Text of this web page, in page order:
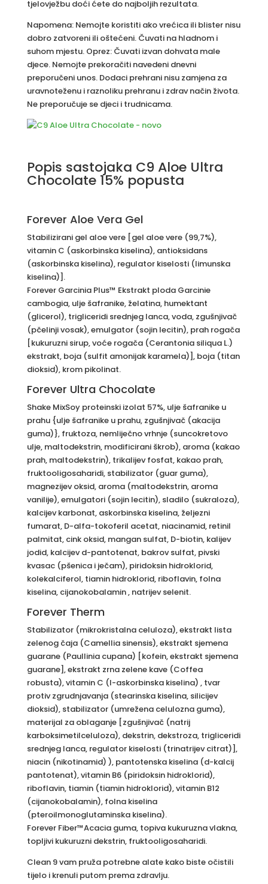
tjelovježbu doći ćete do najboljih rezultata.
Napomena: Nemojte koristiti ako vrećica ili blister nisu
dobro zatvoreni ili oštećeni. Čuvati na hladnom i
suhom mjestu. Oprez: Čuvati izvan dohvata male
djece. Nemojte prekoračiti navedeni dnevni
preporučeni unos. Dodaci prehrani nisu zamjena za
uravnoteženu i raznoliku prehranu i zdrav način života.
Ne preporučuje se djeci i trudnicama.
Popis sastojaka C9 Aloe Ultra
Chocolate 15% popusta
Forever Aloe Vera Gel
Stabilizirani gel aloe vere [gel aloe vere (99,7%),
vitamin C (askorbinska kiselina), antioksidans
(askorbinska kiselina), regulator kiselosti (limunska
kiselina)].
Forever Garcinia Plus™ Ekstrakt ploda Garcinie
cambogia, ulje šafranike, želatina, humektant
(glicerol), trigliceridi srednjeg lanca, voda, zgušnjivač
(pčelinji vosak), emulgator (sojin lecitin), prah rogača
[kukuruzni sirup, voće rogača (Cerantonia siliqua L.)
ekstrakt, boja (sulfit amonijak karamela)], boja (titan
dioksid), krom pikolinat.
Forever Ultra Chocolate
Shake MixSoy proteinski izolat 57%, ulje šafranike u
prahu {ulje šafranike u prahu, zgušnjivač (akacija
guma)}, fruktoza, nemliječno vrhnje (suncokretovo
ulje, maltodekstrin, modificirani škrob), aroma (kakao
prah, maltodekstrin), trikalijev fosfat, kakao prah,
fruktooligosaharidi, stabilizator (guar guma),
magnezijev oksid, aroma (maltodekstrin, aroma
vanilije), emulgatori (sojin lecitin), sladilo (sukraloza),
kalcijev karbonat, askorbinska kiselina, željezni
fumarat, D-alfa-tokoferil acetat, niacinamid, retinil
palmitat, cink oksid, mangan sulfat, D-biotin, kalijev
jodid, kalcijev d-pantotenat, bakrov sulfat, pivski
kvasac (pšenica i ječam), piridoksin hidroklorid,
kolekalciferol, tiamin hidroklorid, riboflavin, folna
kiselina, cijanokobalamin , natrijev selenit.
Forever Therm
Stabilizator (mikrokristalna celuloza), ekstrakt lista
zelenog čaja (Camellia sinensis), ekstrakt sjemena
guarane (Paullinia cupana) [kofein, ekstrakt sjemena
guarane], ekstrakt zrna zelene kave (Coffea
robusta), vitamin C (l-askorbinska kiselina) , tvar
protiv zgrudnjavanja (stearinska kiselina, silicijev
dioksid), stabilizator (umrežena celulozna guma),
materijal za oblaganje [zgušnjivač (natrij
karboksimetilceluloza), dekstrin, dekstroza, trigliceridi
srednjeg lanca, regulator kiselosti (trinatrijev citrat)],
niacin (nikotinamid) ), pantotenska kiselina (d-kalcij
pantotenat), vitamin B6 (piridoksin hidroklorid),
riboflavin, tiamin (tiamin hidroklorid), vitamin B12
(cijanokobalamin), folna kiselina
(pteroilmonoglutaminska kiselina).
Forever Fiber™Acacia guma, topiva kukuruzna vlakna,
topljivi kukuruzni dekstrin, fruktooligosaharidi.
Clean 9 vam pruža potrebne alate kako biste očistili
tijelo i krenuli putom prema zdravlju.